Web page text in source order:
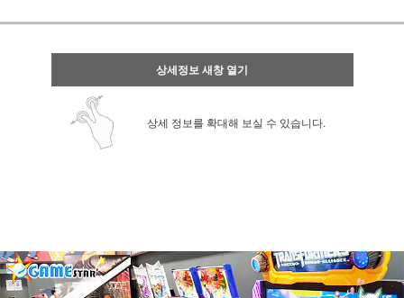
상세정보 새창 열기
상세 정보를 확대해 보실 수 있습니다.